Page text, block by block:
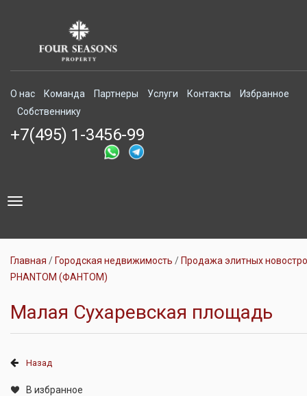
О нас Команда Партнеры Услуги Контакты
Избранное
Собственнику
+7(495) 1-3456-99
Toggle
Главная Городская недвижимость
Продажа элитных
PHANTOM (ФАНТОМ)
Малая Сухаревская площадь
Назад
В избранное